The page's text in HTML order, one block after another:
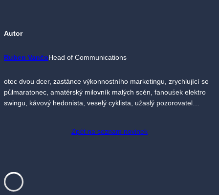
Autor
Ruben VančoHead of Communications
otec dvou dcer, zastánce výkonnostního marketingu, zrychlující se
půlmaratonec, amatérský milovník malých scén, fanoušek elektro
swingu, kávový hedonista, veselý cyklista, užaslý pozorovatel…
Zpět na seznam novinek